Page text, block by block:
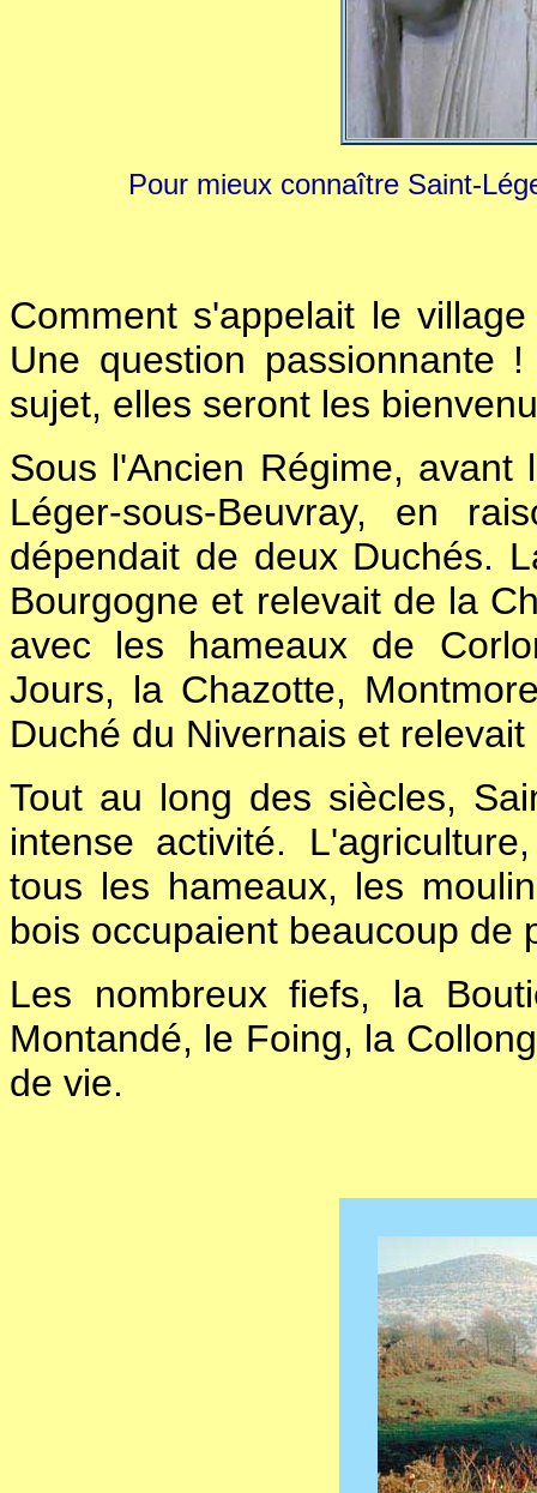
Pour mieux connaître Saint-
Comment s'appelait le
Une question passionnante
sujet, elles seront les
Sous l'Ancien Régime, avant
Léger-sous-Beuvray, en
dépendait de deux Duchés.
Bourgogne et relevait de la
avec les hameaux de
Jours, la Chazotte,
Duché du Nivernais et
Tout au long des siècles,
intense activité.
tous les hameaux, les
bois occupaient beaucoup de
Les nombreux fiefs, la
Montandé, le Foing, la
de vie.